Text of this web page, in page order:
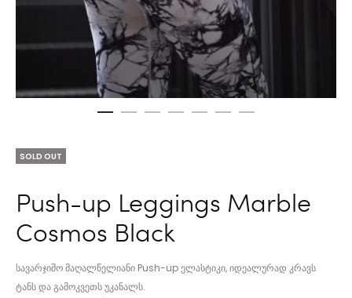
SOLD OUT
Push-up Leggings Marble
Cosmos Black
სავარჯიშო მაღალწელიანი Push-up ელასტიკი, იდეალურად კრავს
ტანს და გამოკვეთს უკანალს.